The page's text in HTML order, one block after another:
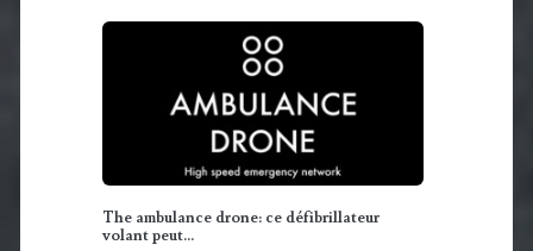
The ambulance drone: ce défibrillateur
volant peut…